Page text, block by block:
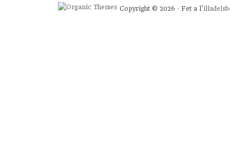
Copyright © 2026 · Fet a l'